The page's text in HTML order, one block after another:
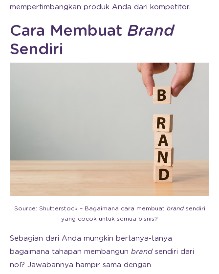
mempertimbangkan produk Anda dari kompetitor.
Cara Membuat Brand
Sendiri
Source: Shutterstock – Bagaimana cara membuat brandsendiri
yang cocok untuk semua bisnis?
Sebagian dari Anda mungkin bertanya-tanya
bagaimana tahapan membangun brand sendiri dari
nol? Jawabannya hampir sama dengan